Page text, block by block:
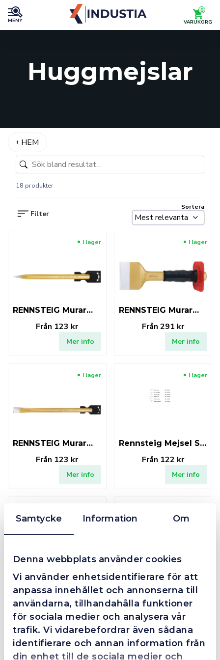
Samtycke Information Om
Denna webbplats använder cookies
Vi använder enhetsidentifierare för att
anpassa innehållet och annonserna till
användarna, tillhandahålla funktioner
för sociala medier och analysera vår
trafik. Vi vidarebefordrar även sådana
identifierare och annan information från
din enhet till de sociala medier och
MENY
0
VARUKORG
Huggmejslar
HEM
18 produkter
Sortera
Filter
I lager
RENNSTEIG Murarmejsel spets
Från 123 kr
Mer info
I lager
RENNSTEIG Murarmejsel m. skyddshandtag
Från 291 kr
Mer info
I lager
RENNSTEIG Murarmejsel flat
Från 123 kr
Mer info
I lager
Rennsteig Mejsel SDS max 280-300 mm
Från 122 kr
Mer info
Rennsteig Mejsel SDS+ 250 mm
Från 92 kr
Mer info
74 kr
Mer info
Finns i lager Finns i lager